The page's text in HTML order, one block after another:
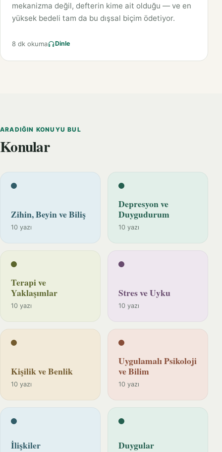
mekanizma değil, defterin kime ait olduğu — ve en
yüksek bedeli tam da bu dışsal biçim ödetiyor.
8 dk okuma Dinle
ARADIĞIN KONUYU BUL
Konular
Zihin, Beyin ve Biliş
10 yazı
Depresyon ve
Duygudurum
10 yazı
Terapi ve
Yaklaşımlar
10 yazı
Stres ve Uyku
10 yazı
Kişilik ve Benlik
10 yazı
Uygulamalı Psikoloji
ve Bilim
10 yazı
İlişkiler Duygular